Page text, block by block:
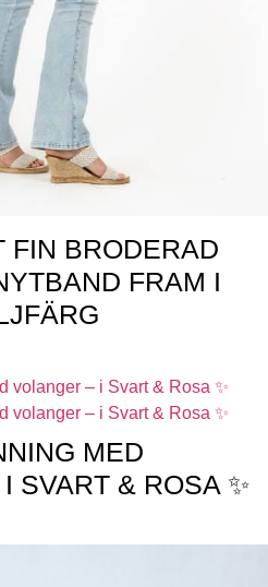
FIN BRODERAD
FRAM I
MED
SVART & ROSA ✨